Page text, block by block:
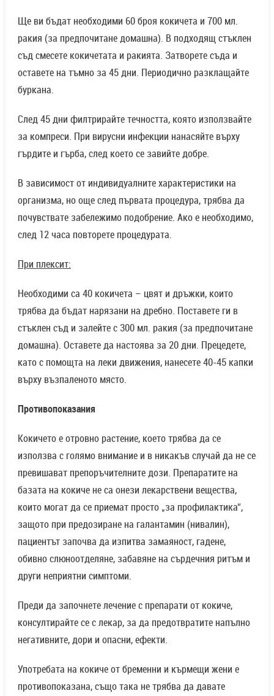
Ще ви бъдат необходими 60 броя кокичета и 700 мл.
ракия (за предпочитане домашна). В подходящ стъклен
съд смесете кокичетата и ракията. Затворете съда и
оставете на тъмно за 45 дни. Периодично разклащайте
буркана.
След 45 дни филтрирайте течността, която използвайте
за компреси. При вирусни инфекции нанасяйте върху
гърдите и гърба, след което се завийте добре.
В зависимост от индивидуалните характеристики на
организма, но още след първата процедура, трябва да
почувствате забележимо подобрение. Ако е необходимо,
след 12 часа повторете процедурата.
При плексит:
Необходими са 40 кокичета – цвят и дръжки, които
трябва да бъдат нарязани на дребно. Поставете ги в
стъклен съд и залейте с 300 мл. ракия (за предпочитане
домашна). Оставете да настоява за 20 дни. Прецедете,
като с помощта на леки движения, нанесете 40-45 капки
върху възпаленото място.
Противопоказания
Кокичето е отровно растение, което трябва да се
използва с голямо внимание и в никакъв случай да не се
превишават препоръчителните дози. Препаратите на
базата на кокиче не са онези лекарствени вещества,
които могат да се приемат просто „за профилактика“,
защото при предозиране на галантамин (нивалин),
пациентът започва да изпитва замаяност, гадене,
обивно слюноотделяне, забавяне на сърдечния ритъм и
други неприятни симптоми.
Преди да започнете лечение с препарати от кокиче,
консултирайте се с лекар, за да предотвратите напълно
негативните, дори и опасни, ефекти.
Употребата на кокиче от бременни и кърмещи жени е
противопоказана, също така не трябва да давате